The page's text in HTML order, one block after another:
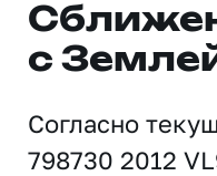
с
Согласно
798730 2012